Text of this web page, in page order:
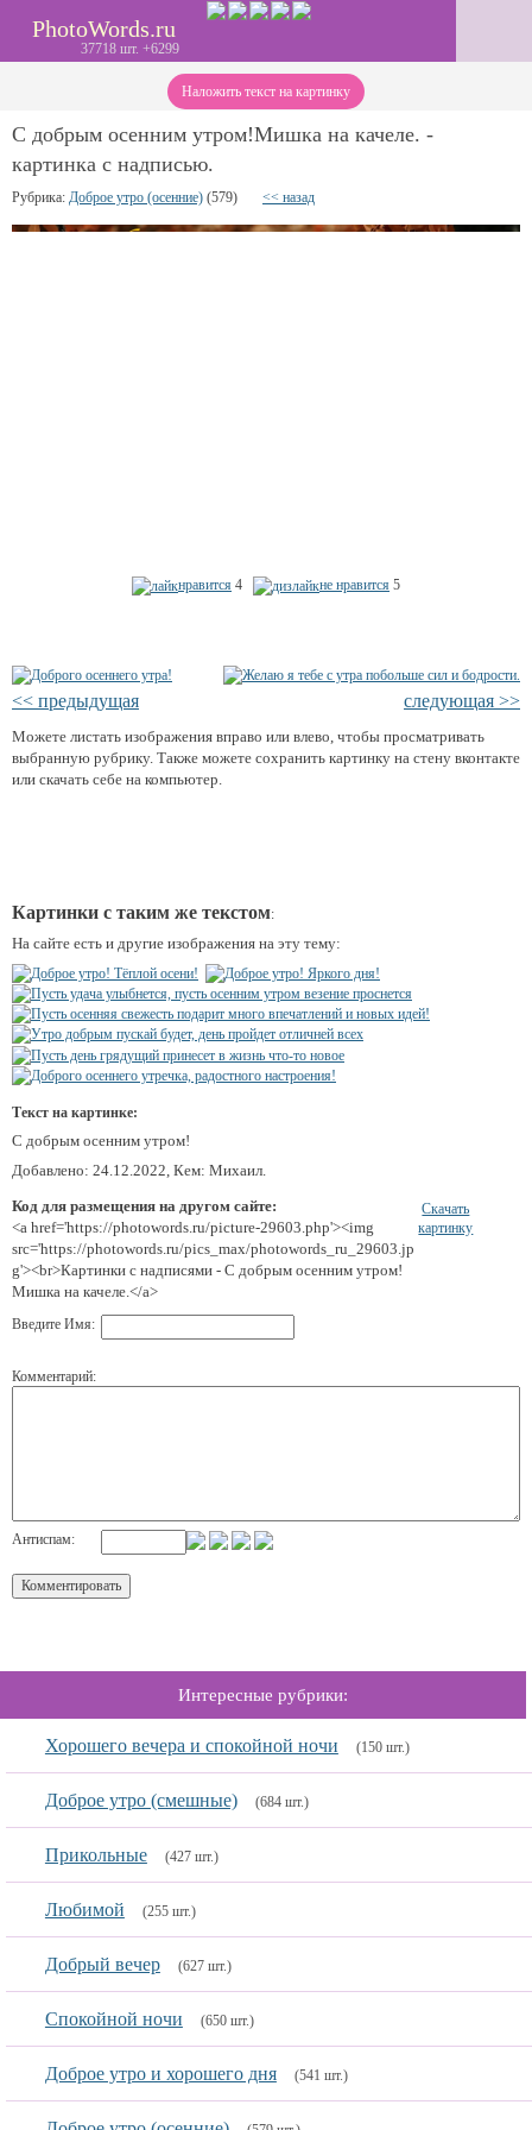
PhotoWords.ru
37718 шт. +6299
Наложить текст на картинку
С добрым осенним утром!Мишка на качеле. -
картинка с надписью.
Рубрика: Доброе утро (осенние) (579) << назад
нравится 4 не нравится 5
<< предыдущая следующая >>
Можете листать изображения вправо или влево, чтобы просматривать
выбранную рубрику. Также можете сохранить картинку на стену вконтакте
или скачать себе на компьютер.
Картинки с таким же текстом:
На сайте есть и другие изображения на эту тему:
Текст на картинке:
С добрым осенним утром!
Добавлено: 24.12.2022, Кем: Михаил.
Код для размещения на другом сайте:
<a href='https://photowords.ru/picture-29603.php'><img
src='https://photowords.ru/pics_max/photowords_ru_29603.jp
g'><br>Картинки с надписями - С добрым осенним утром!
Мишка на качеле.</a>
Скачать
картинку
Введите Имя:
Комментарий:
Антиспам:
Интересные рубрики:
Хорошего вечера и спокойной ночи (150 шт.)
Доброе утро (смешные) (684 шт.)
Прикольные (427 шт.)
Любимой (255 шт.)
Добрый вечер (627 шт.)
Спокойной ночи (650 шт.)
Доброе утро и хорошего дня (541 шт.)